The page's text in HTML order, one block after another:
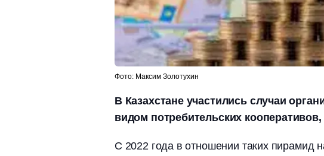
Фото: Максим Золотухин
В Казахстане участились случаи
видом потребительских
С 2022 года в отношении таких пирамид